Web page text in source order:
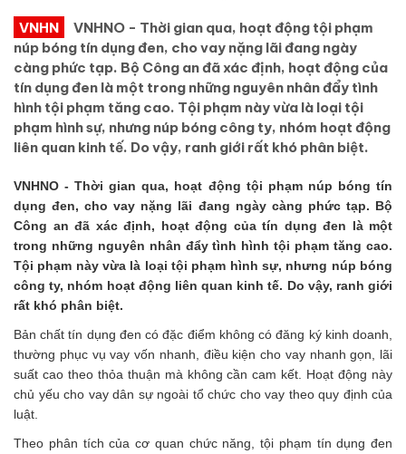
VNHN
VNHNO - Thời gian qua, hoạt động tội phạm
núp bóng tín dụng đen, cho vay nặng lãi đang ngày
càng phức tạp. Bộ Công an đã xác định, hoạt động của
tín dụng đen là một trong những nguyên nhân đẩy tình
hình tội phạm tăng cao. Tội phạm này vừa là loại tội
phạm hình sự, nhưng núp bóng công ty, nhóm hoạt động
liên quan kinh tế. Do vậy, ranh giới rất khó phân biệt.
VNHNO - Thời gian qua, hoạt động tội phạm núp bóng tín
dụng đen, cho vay nặng lãi đang ngày càng phức tạp. Bộ
Công an đã xác định, hoạt động của tín dụng đen là một
trong những nguyên nhân đẩy tình hình tội phạm tăng cao.
Tội phạm này vừa là loại tội phạm hình sự, nhưng núp bóng
công ty, nhóm hoạt động liên quan kinh tế. Do vậy, ranh giới
rất khó phân biệt.
Bản chất tín dụng đen có đặc điểm không có đăng ký kinh doanh,
thường phục vụ vay vốn nhanh, điều kiện cho vay nhanh gọn, lãi
suất cao theo thỏa thuận mà không cần cam kết. Hoạt động này
chủ yếu cho vay dân sự ngoài tổ chức cho vay theo quy định của
luật.
Theo phân tích của cơ quan chức năng, tội phạm tín dụng đen